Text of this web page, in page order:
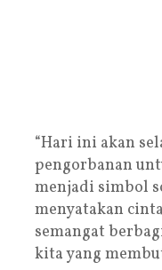
“Hari ini akan
pengorbanan
menjadi simbol
menyatakan
semangat
kita yang